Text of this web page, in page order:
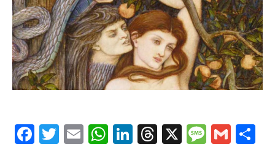
FacebookTwitterEmail WhatsAppLinkedInThreads
X Message
Gmail